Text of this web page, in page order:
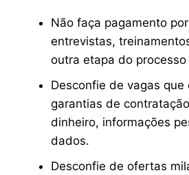
Não faça pagamento
entrevistas,
outra etapa do
Desconfie de vagas que
garantias de
dinheiro, informações
dados.
Desconfie de ofertas